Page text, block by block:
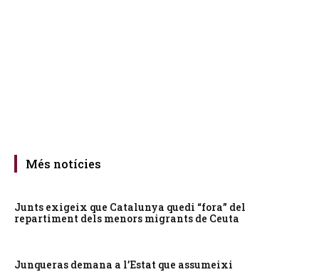
Més notícies
Junts exigeix que Catalunya quedi “fora” del
repartiment dels menors migrants de Ceuta
Junqueras demana a l’Estat que assumeixi